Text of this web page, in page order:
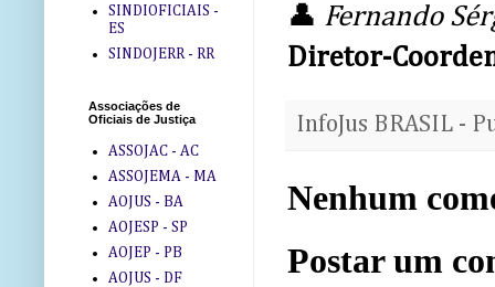
👤 Fernando
Diretor-
InfoJus BRASIL -
Nenhum
Postar um
SINDIOFICIAIS -
ES
SINDOJERR - RR
Associações de
Oficiais de Justiça
ASSOJAC - AC
ASSOJEMA - MA
AOJUS - BA
AOJESP - SP
AOJEP - PB
AOJUS - DF